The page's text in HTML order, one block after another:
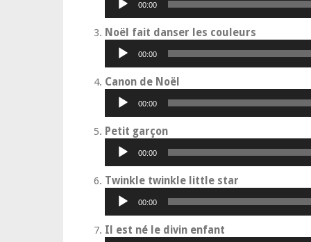
00:00
Noël fait danser les couleurs
00:00
Canon de Noël
00:00
Petit garçonLecteur
00:00
Twinkle twinkle little star
00:00
Il est né le divin enfant